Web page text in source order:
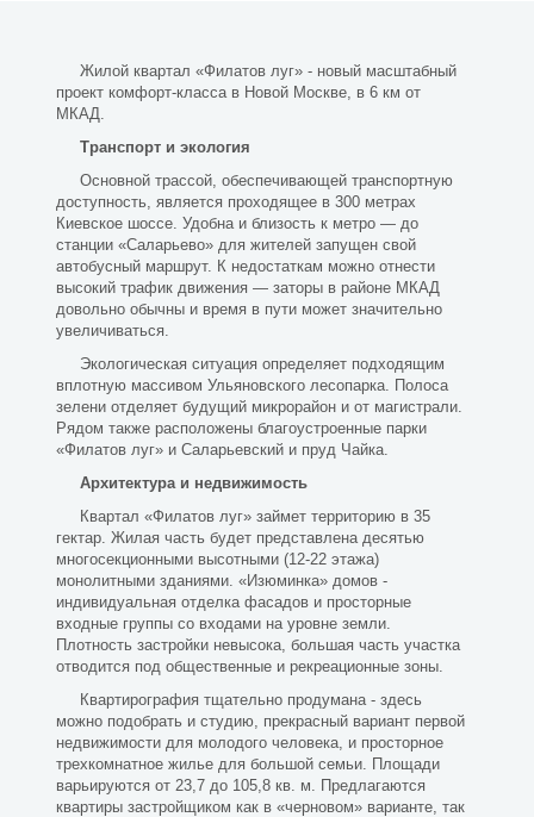
Жилой квартал «Филатов луг» - новый масштабный
проект комфорт-класса в Новой Москве, в 6 км от
МКАД.
Транспорт и экология
Основной трассой, обеспечивающей транспортную
доступность, является проходящее в 300 метрах
Киевское шоссе. Удобна и близость к метро — до
станции «Саларьево» для жителей запущен свой
автобусный маршрут. К недостаткам можно отнести
высокий трафик движения — заторы в районе МКАД
довольно обычны и время в пути может значительно
увеличиваться.
Экологическая ситуация определяет подходящим
вплотную массивом Ульяновского лесопарка. Полоса
зелени отделяет будущий микрорайон и от магистрали.
Рядом также расположены благоустроенные парки
«Филатов луг» и Саларьевский и пруд Чайка.
Архитектура и недвижимость
Квартал «Филатов луг» займет территорию в 35
гектар. Жилая часть будет представлена десятью
многосекционными высотными (12-22 этажа)
монолитными зданиями. «Изюминка» домов -
индивидуальная отделка фасадов и просторные
входные группы со входами на уровне земли.
Плотность застройки невысока, большая часть участка
отводится под общественные и рекреационные зоны.
Квартирография тщательно продумана - здесь
можно подобрать и студию, прекрасный вариант первой
недвижимости для молодого человека, и просторное
трехкомнатное жилье для большой семьи. Площади
варьируются от 23,7 до 105,8 кв. м. Предлагаются
квартиры застройщиком как в «черновом» варианте, так